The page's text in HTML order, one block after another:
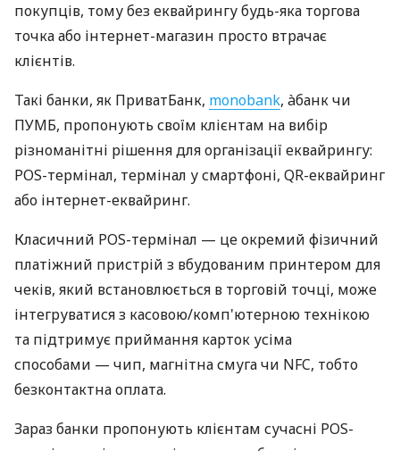
покупців, тому без еквайрингу будь-яка торгова
точка або інтернет-магазин просто втрачає
клієнтів.
Такі банки, як ПриватБанк, monobank, àбанк чи
ПУМБ, пропонують своїм клієнтам на вибір
різноманітні рішення для організації еквайрингу:
POS-термінал, термінал у смартфоні, QR-еквайринг
або інтернет-еквайринг.
Класичний POS-термінал — це окремий фізичний
платіжний пристрій з вбудованим принтером для
чеків, який встановлюється в торговій точці, може
інтегруватися з касовою/комп'ютерною технікою
та підтримує приймання карток усіма
способами — чип, магнітна смуга чи NFC, тобто
безконтактна оплата.
Зараз банки пропонують клієнтам сучасні POS-